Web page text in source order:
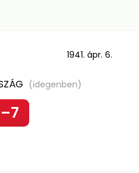
1941. ápr. 6.
(idegenben)